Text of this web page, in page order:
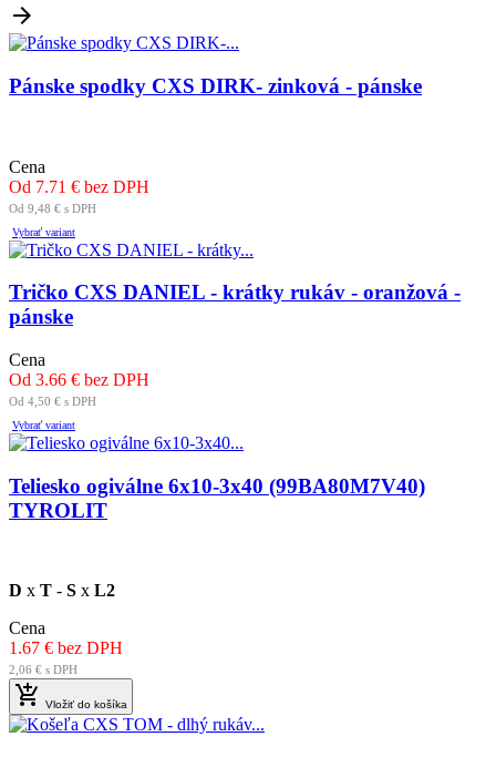

Pánske spodky CXS DIRK- zinková - pánske
Cena
Od 7.71 € bez DPH
Od 9,48 € s DPH
Vybrať variant
Tričko CXS DANIEL - krátky rukáv - oranžová -
pánske
Cena
Od 3.66 € bez DPH
Od 4,50 € s DPH
Vybrať variant
Teliesko ogiválne 6x10-3x40 (99BA80M7V40)
TYROLIT
D x T - S x L2
Cena
1.67 € bez DPH
2,06 € s DPH
 Vložiť do košíka